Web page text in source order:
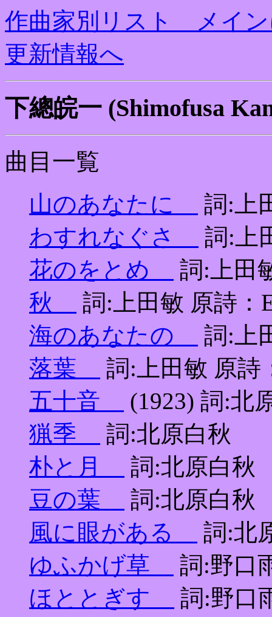
作曲家別リスト メイン
更新情報へ
下總皖一 (Shimofusa
曲目一覧
山のあなたに
詞:上
わすれなぐさ
詞:上
花のをとめ
詞:上田
秋
詞:上田敏 原詩：
海のあなたの
詞:上
落葉
詞:上田敏 原詩
五十音
(1923) 詞:北
猟季
詞:北原白秋
朴と月
詞:北原白秋
豆の葉
詞:北原白秋
風に眼がある
詞:北
ゆふかげ草
詞:野口
ほととぎす
詞:野口